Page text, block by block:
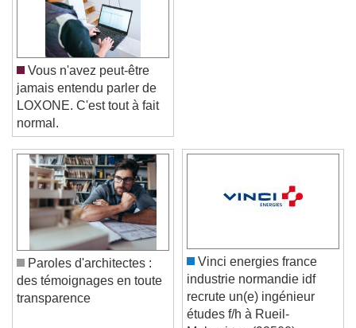
Video Player is loading.
Play Video
Play
Skip Backward
Unmute
Current Time0:00
/
Duration
Vous n'avez peut-être
jamais entendu parler de
LOXONE. C'est tout à fait
normal.
Paroles d'architectes :
des témoignages en toute
Vinci energies france
industrie normandie idf
recrute un(e) ingénieur